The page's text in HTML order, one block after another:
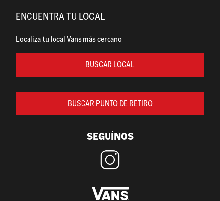
ENCUENTRA TU LOCAL
Localiza tu local Vans más cercano
BUSCAR LOCAL
BUSCAR PUNTO DE RETIRO
SEGUÍNOS